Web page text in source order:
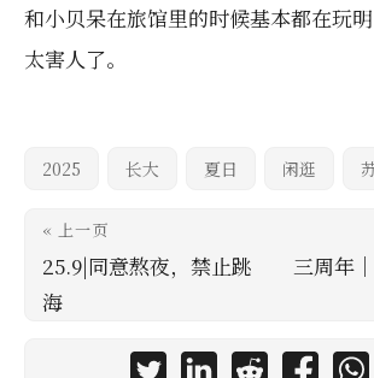
和小贝呆在旅馆里的时候基本都在玩
太害人了。
2025 长大 夏日 闲逛
« 上一页
25.9|同意熬夜，禁止跳
海
三周年